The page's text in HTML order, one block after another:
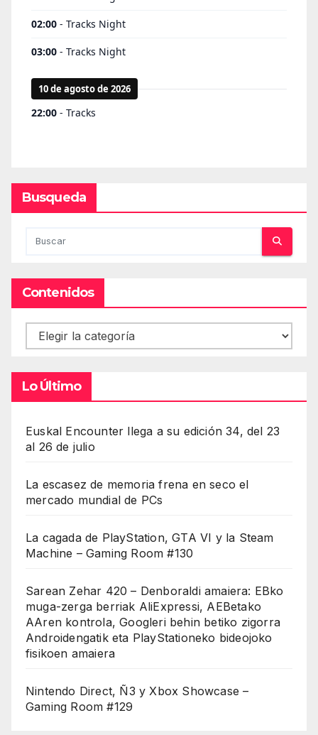
Busqueda
Contenidos
Contenidos
Lo Último
Euskal Encounter llega a su edición 34, del 23
al 26 de julio
La escasez de memoria frena en seco el
mercado mundial de PCs
La cagada de PlayStation, GTA VI y la Steam
Machine – Gaming Room #130
Sarean Zehar 420 – Denboraldi amaiera: EBko
muga-zerga berriak AliExpressi, AEBetako
AAren kontrola, Googleri behin betiko zigorra
Androidengatik eta PlayStationeko bideojoko
fisikoen amaiera
Nintendo Direct, Ñ3 y Xbox Showcase –
Gaming Room #129